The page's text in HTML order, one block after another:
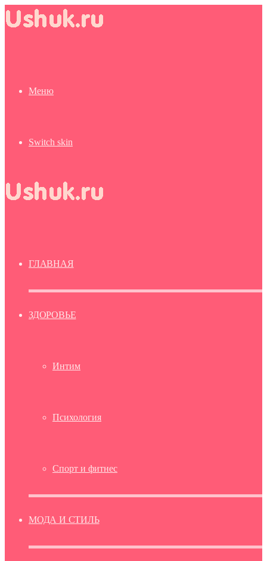
Меню
Switch skin
ГЛАВНАЯ
ЗДОРОВЬЕ
Интим
Психология
Спорт и фитнес
МОДА И СТИЛЬ